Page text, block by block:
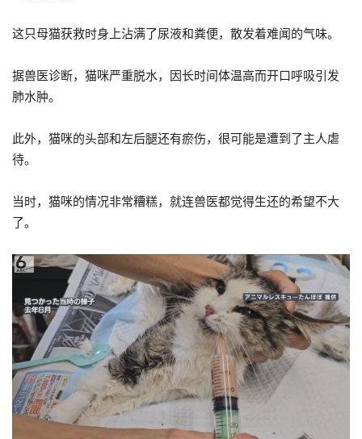
这只母猫获救时身上沾满了尿液和粪便，散发着难闻的气味。
据兽医诊断，猫咪严重脱水，因长时间体温高而开口呼吸引发
肺水肿。
此外，猫咪的头部和左后腿还有瘀伤，很可能是遭到了主人虐
待。
当时，猫咪的情况非常糟糕，就连兽医都觉得生还的希望不大
了。